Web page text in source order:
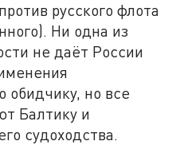
русского флота
Ни одна из
не даёт России
обидчику, но все
Балтику и
судоходства.